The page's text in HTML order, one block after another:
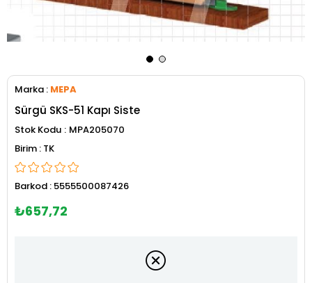
Marka : MEPA
Sürgü SKS-51 Kapı Siste
Stok Kodu
MPA205070
TK
Barkod : 5555500087426
₺657,72